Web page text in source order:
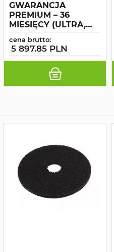
GWARANCJA
PREMIUM – 36
MIESIĘCY (ULTRA,
C75 – C130, CS80 –
CS120)
cena brutto:
5 897.85 PLN